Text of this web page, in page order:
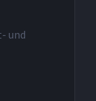
und